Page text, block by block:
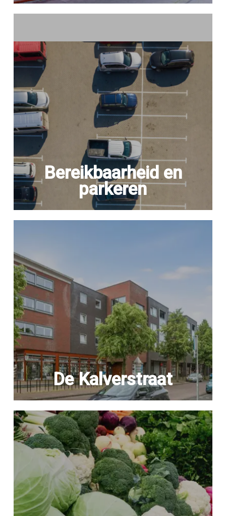
Bereikbaarheid en
parkeren
De Kalverstraat